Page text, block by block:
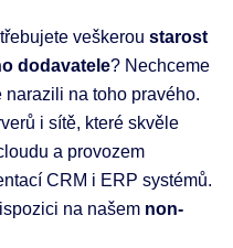
veškerou starost
dodavatele? Nechceme
na toho pravého.
i sítě, které skvěle
a provozem
CRM i ERP systémů.
na našem non-